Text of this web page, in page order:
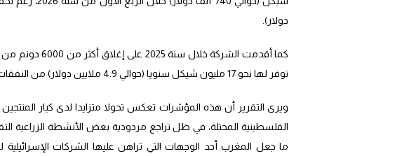
دولار).
كما أقدمت الشركة
توفر لها نحو 17 مليون شيكل سنويا (حوالي 4.9 ملايين دولار) من النفقات.
ويرى التقرير أن هذه المؤشرات تعكس تحولا متزايدا لدى كبار المنتجين
الفلسطينية المحتلة، في ظل تراجع مردودية بعض الأنشطة الزراعية
ما جعل المغرب أحد الوجهات التي تراهن عليها الشركات الإسرائيلية